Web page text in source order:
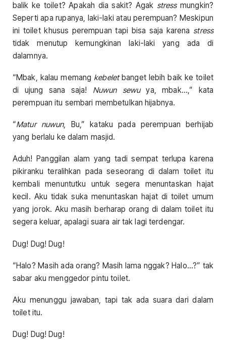
balik ke toilet? Apakah dia sakit? Agak stressmungkin?
Seperti apa rupanya, laki-laki atau perempuan? Meskipun
ini toilet khusus perempuan tapi bisa saja karena stress
tidak menutup kemungkinan laki-laki yang ada di
dalamnya.
“Mbak, kalau memang kebeletbanget lebih baik ke toilet
di ujung sana saja! Nuwun sewuya, mbak…,” kata
perempuan itu sembari membetulkan hijabnya.
“Matur nuwun, Bu,” kataku pada perempuan berhijab
yang berlalu ke dalam masjid.
Aduh! Panggilan alam yang tadi sempat terlupa karena
pikiranku teralihkan pada seseorang di dalam toilet itu
kembali menuntutku untuk segera menuntaskan hajat
kecil. Aku tidak suka menuntaskan hajat di toilet umum
yang jorok. Aku masih berharap orang di dalam toilet itu
segera keluar, apalagi suara air tak lagi terdengar.
Dug! Dug! Dug!
“Halo? Masih ada orang? Masih lama nggak? Halo…?” tak
sabar aku menggedor pintu toilet.
Aku menunggu jawaban, tapi tak ada suara dari dalam
toilet itu.
Dug! Dug! Dug!